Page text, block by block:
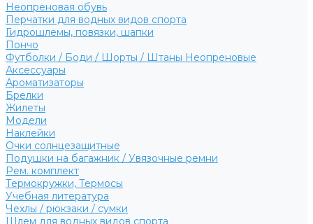
Неопреновая обувь
Перчатки для водных видов спорта
Гидрошлемы, повязки, шапки
Пончо
Футболки / Боди / Шорты / Штаны Неопреновые
Аксессуары
Ароматизаторы
Брелки
Жилеты
Модели
Наклейки
Очки солнцезащитные
Подушки на багажник / Увязочные ремни
Рем. комплект
Термокружки, Термосы
Учебная литература
Чехлы / рюкзаки / сумки
Шлем для водных видов спорта